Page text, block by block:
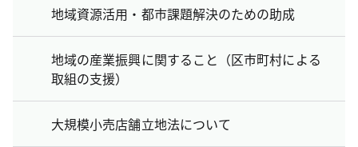
地域資源活用・都市課題解決のための助成
地域の産業振興に関すること（区市町村による
取組の支援）
大規模小売店舗立地法について